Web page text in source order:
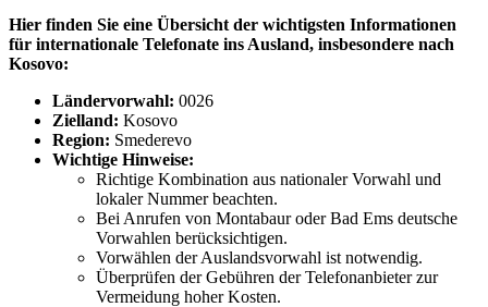
Hier finden Sie eine Übersicht der wichtigsten Informationen
für internationale Telefonate ins Ausland, insbesondere nach
Kosovo:
Ländervorwahl: 0026
Zielland: Kosovo
Region: Smederevo
Wichtige Hinweise:
Richtige Kombination aus nationaler Vorwahl und
lokaler Nummer beachten.
Bei Anrufen von Montabaur oder Bad Ems deutsche
Vorwahlen berücksichtigen.
Vorwählen der Auslandsvorwahl ist notwendig.
Überprüfen der Gebühren der Telefonanbieter zur
Vermeidung hoher Kosten.